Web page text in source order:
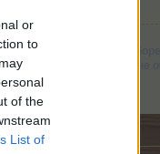
or
to
of the
List of